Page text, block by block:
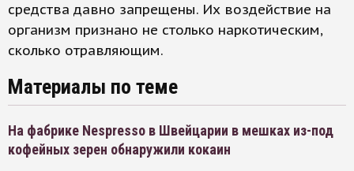
средства давно запрещены. Их воздействие на
организм признано не столько наркотическим,
сколько отравляющим.
Материалы по теме
На фабрике Nespresso в Швейцарии в мешках из-под
кофейных зерен обнаружили кокаин